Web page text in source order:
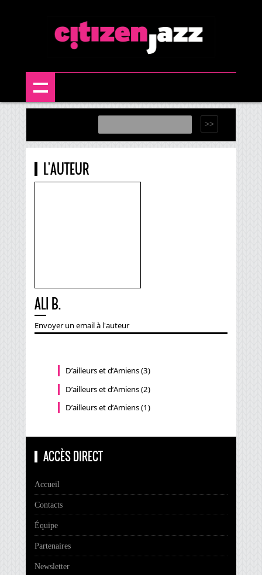
L'AUTEUR
ALI B.
Envoyer un email à l'auteur
D’ailleurs et d’Amiens (3)
D’ailleurs et d’Amiens (2)
D’ailleurs et d’Amiens (1)
ACCÈS DIRECT
Accueil
Contacts
Équipe
Partenaires
Newsletter